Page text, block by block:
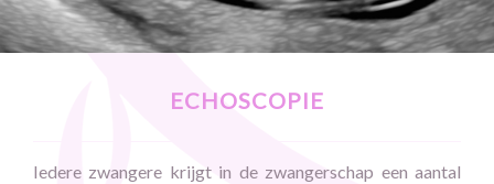
echoscopie
Iedere zwangere krijgt in de zwangerschap een aantal